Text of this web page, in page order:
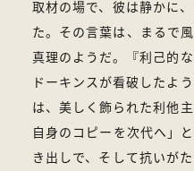
取材の場で、彼は静かに
た。その言葉は、まるで
真理のようだ。『利己的
ドーキンスが看破したよ
は、美しく飾られた利他
自身のコピーを次代へ」
き出しで、そして抗いが